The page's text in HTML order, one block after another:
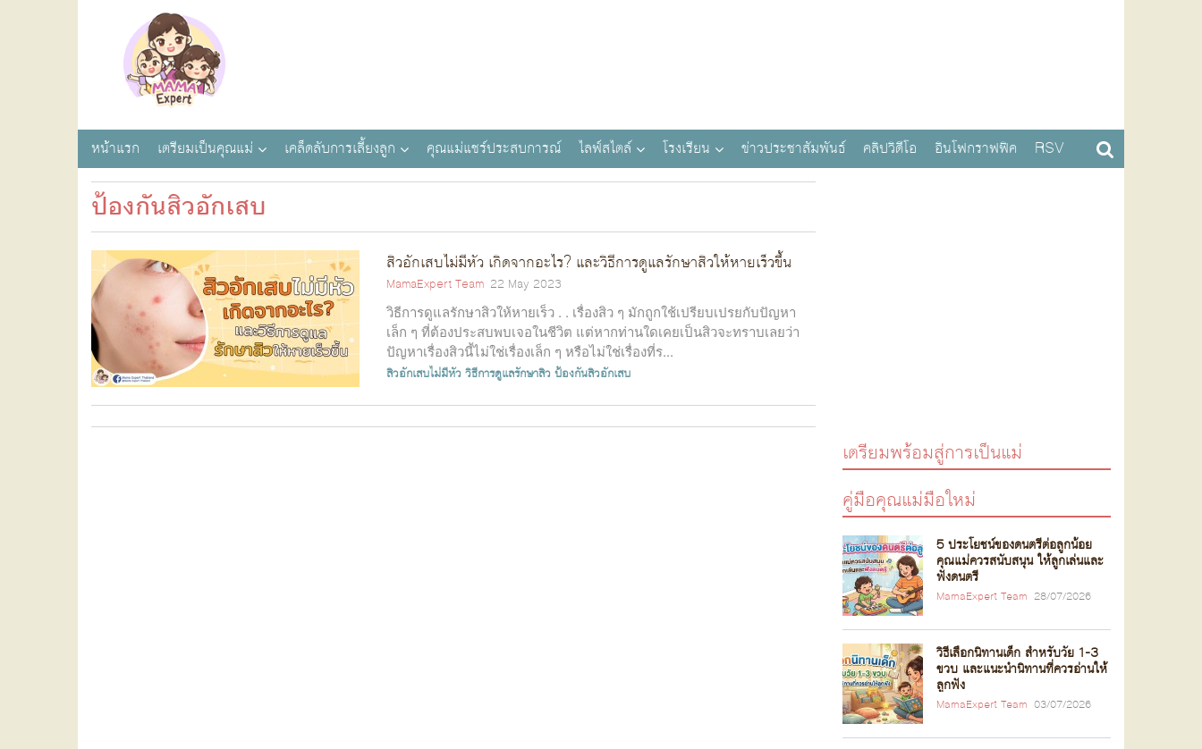
หน้าแรก เตรียมเป็นคุณแม่ เคล็ดลับการเลี้ยงลูก คุณแม่แชร์ประสบการณ์ ไลฟ์สไตล์ โรงเรียน ข่าวประชาสัมพันธ์ คลิปวิดีโอ อินโฟกราฟฟิค RSV
ป้องกันสิวอักเสบ
สิวอักเสบไม่มีหัว เกิดจากอะไร? และวิธีการดูแลรักษาสิวให้หายเร็วขึ้น
MamaExpert Team 22 May 2023
วิธีการดูแลรักษาสิวให้หายเร็ว . . เรื่องสิว ๆ มักถูกใช้เปรียบเปรยกับปัญหา
เล็ก ๆ ที่ต้องประสบพบเจอในชีวิต แต่หากท่านใดเคยเป็นสิวจะทราบเลยว่า
ปัญหาเรื่องสิวนี้ไม่ใช่เรื่องเล็ก ๆ หรือไม่ใช่เรื่องที่ร...
สิวอักเสบไม่มีหัว วิธีการดูแลรักษาสิว ป้องกันสิวอักเสบ
เตรียมพร้อมสู่การเป็นแม่
คู่มือคุณแม่มือใหม่
5 ประโยชน์ของดนตรีต่อลูกน้อย
คุณแม่ควรสนับสนุน ให้ลูกเล่นและ
ฟังดนตรี
MamaExpert Team 28/07/2026
วิธีเลือกนิทานเด็ก สำหรับวัย 1-3
ขวบ และแนะนำนิทานที่ควรอ่านให้
ลูกฟัง
MamaExpert Team 03/07/2026